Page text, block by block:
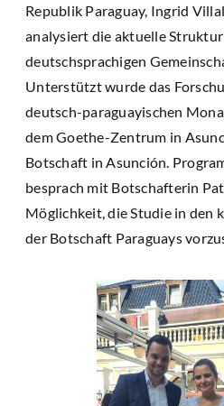
Republik Paraguay, Ingrid
analysiert die aktuelle
deutschsprachigen
Unterstützt wurde das
deutsch-paraguayischen
dem Goethe-Zentrum in
Botschaft in Asunción.
besprach mit Botschafterin
Möglichkeit, die Studie in den
der Botschaft Paraguays